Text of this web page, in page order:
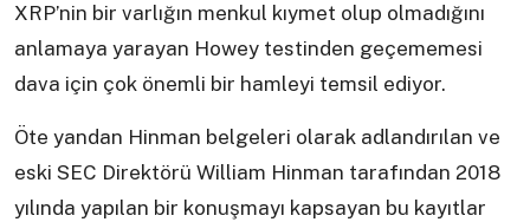
XRP’nin bir varlığın menkul kıymet olup olmadığını
anlamaya yarayan Howey testinden geçememesi
dava için çok önemli bir hamleyi temsil ediyor.
Öte yandan Hinman belgeleri olarak adlandırılan ve
eski SEC Direktörü William Hinman tarafından 2018
yılında yapılan bir konuşmayı kapsayan bu kayıtlar